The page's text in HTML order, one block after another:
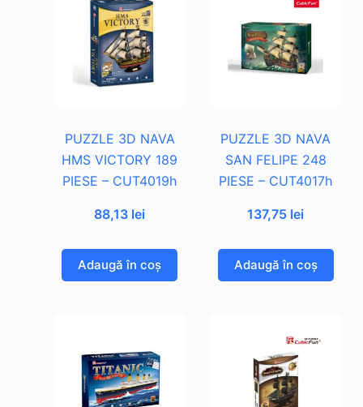
PUZZLE 3D NAVA
HMS VICTORY 189
PIESE – CUT4019h
88,13 lei
Adaugă în coș
PUZZLE 3D NAVA
SAN FELIPE 248
PIESE – CUT4017h
137,75 lei
Adaugă în coș